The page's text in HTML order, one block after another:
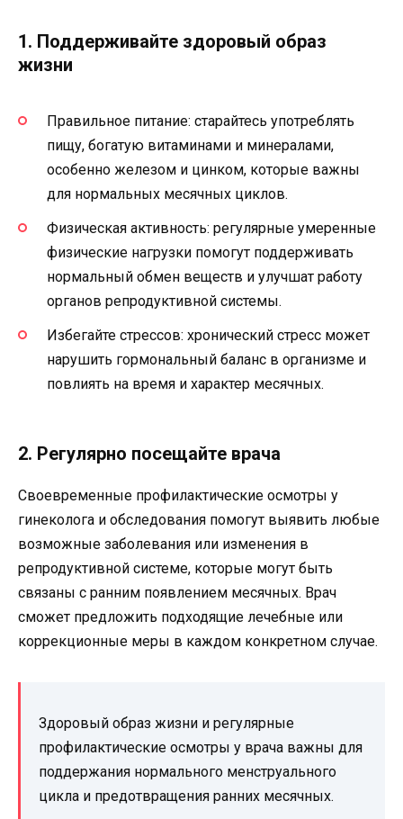
1. Поддерживайте здоровый образ
жизни
Правильное питание: старайтесь употреблять
пищу, богатую витаминами и минералами,
особенно железом и цинком, которые важны
для нормальных месячных циклов.
Физическая активность: регулярные умеренные
физические нагрузки помогут поддерживать
нормальный обмен веществ и улучшат работу
органов репродуктивной системы.
Избегайте стрессов: хронический стресс может
нарушить гормональный баланс в организме и
повлиять на время и характер месячных.
2. Регулярно посещайте врача
Своевременные профилактические осмотры у
гинеколога и обследования помогут выявить любые
возможные заболевания или изменения в
репродуктивной системе, которые могут быть
связаны с ранним появлением месячных. Врач
сможет предложить подходящие лечебные или
коррекционные меры в каждом конкретном случае.
Здоровый образ жизни и регулярные
профилактические осмотры у врача важны для
поддержания нормального менструального
цикла и предотвращения ранних месячных.